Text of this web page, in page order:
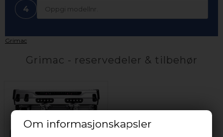
Om informasjonskapsler
4
Grimac
Grimac - reservedeler & tilbehør